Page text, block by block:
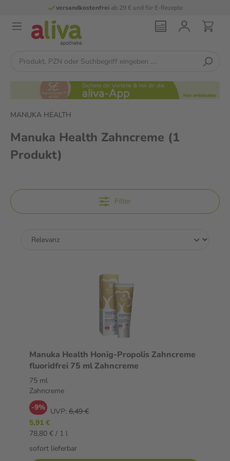
versandkostenfreiab 29 € und für E-Rezepte
MANUKA HEALTH
Manuka Health Zahncreme (1
Produkt)
Filter
Manuka Health Honig-Propolis Zahncreme
fluoridfrei 75 ml Zahncreme
75 ml
Zahncreme
-9% UVP: 6,49 €
5,91 €
78,80 € / 1 l
sofort lieferbar